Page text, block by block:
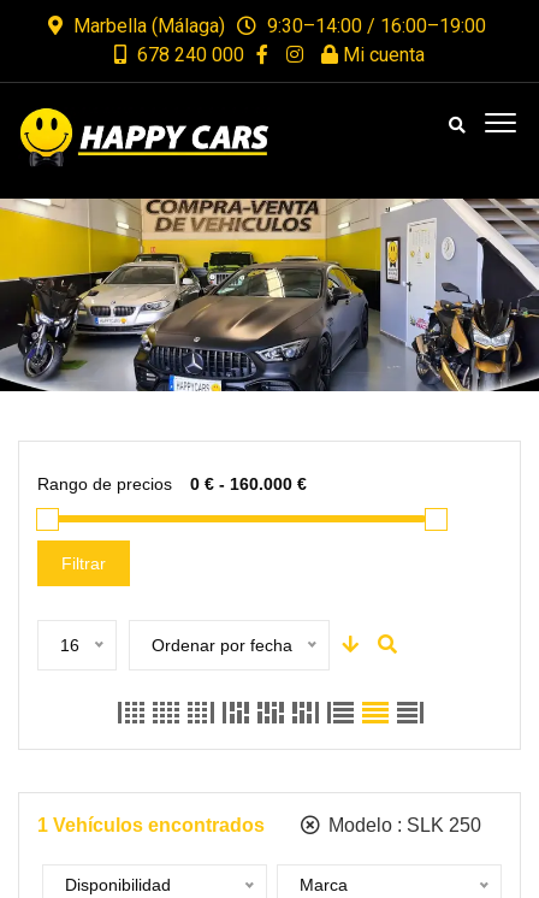
Marbella (Málaga)
9:30–14:00 / 16:00–19:00
678 240 000
Mi cuenta
Rango de precios
Filtrar
16 Ordenar por fecha
1 Vehículos encontrados Modelo : SLK 250
Disponibilidad Marca